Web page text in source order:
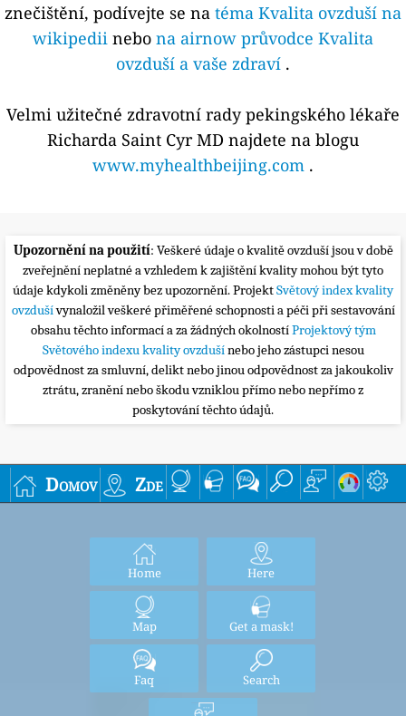
znečištění, podívejte se na téma Kvalita ovzduší na
wikipedii nebo na airnow průvodce Kvalita
ovzduší a vaše zdraví .
Velmi užitečné zdravotní rady pekingského lékaře
Richarda Saint Cyr MD najdete na blogu
www.myhealthbeijing.com .
Upozornění na použití: Veškeré údaje o kvalitě ovzduší jsou v době
zveřejnění neplatné a vzhledem k zajištění kvality mohou být tyto
údaje kdykoli změněny bez upozornění. ProjektSvětový index kvality
ovzdušívynaložil veškeré přiměřené schopnosti a péči při sestavování
obsahu těchto informací a za žádných okolnostíProjektový tým
Světového indexu kvality ovzdušínebo jeho zástupci nesou
odpovědnost za smluvní, delikt nebo jinou odpovědnost za jakoukoliv
ztrátu, zranění nebo škodu vzniklou přímo nebo nepřímo z
poskytování těchto údajů.
Domov Zde
Home Here
Map Get a mask!
Faq Search